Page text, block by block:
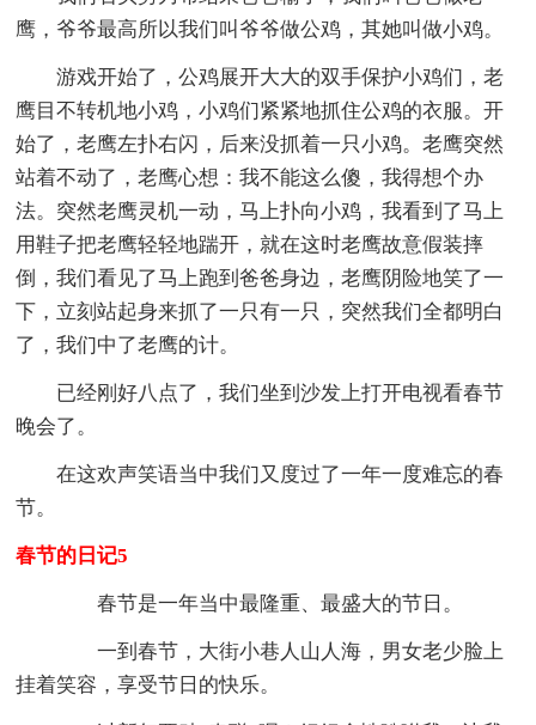
鹰，爷爷最高所以我们叫爷爷做公鸡，其她叫做小鸡。
游戏开始了，公鸡展开大大的双手保护小鸡们，老
鹰目不转机地小鸡，小鸡们紧紧地抓住公鸡的衣服。开
始了，老鹰左扑右闪，后来没抓着一只小鸡。老鹰突然
站着不动了，老鹰心想：我不能这么傻，我得想个办
法。突然老鹰灵机一动，马上扑向小鸡，我看到了马上
用鞋子把老鹰轻轻地踹开，就在这时老鹰故意假装摔
倒，我们看见了马上跑到爸爸身边，老鹰阴险地笑了一
下，立刻站起身来抓了一只有一只，突然我们全都明白
了，我们中了老鹰的计。
已经刚好八点了，我们坐到沙发上打开电视看春节
晚会了。
在这欢声笑语当中我们又度过了一年一度难忘的春
节。
春节的日记5
春节是一年当中最隆重、最盛大的节日。
一到春节，大街小巷人山人海，男女老少脸上
挂着笑容，享受节日的快乐。